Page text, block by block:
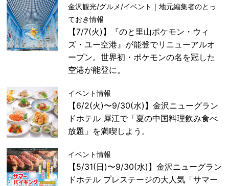
金沢観光/グルメ/イベント｜地元編集者のとっ
ておき情報
【7/7(火)】『のと里山ポケモン・ウィ
ズ・ユー空港』が能登でリニューアルオ
ープン。世界初・ポケモンの名を冠した
空港が能登に。
イベント情報
【6/2(火)〜9/30(水)】金沢ニューグラン
ドホテル 犀江で「夏の中国料理飲み食べ
放題」を満喫しよう。
イベント情報
【5/31(日)〜9/30(水)】金沢ニューグラン
ドホテル プレステージの大人気「サマー